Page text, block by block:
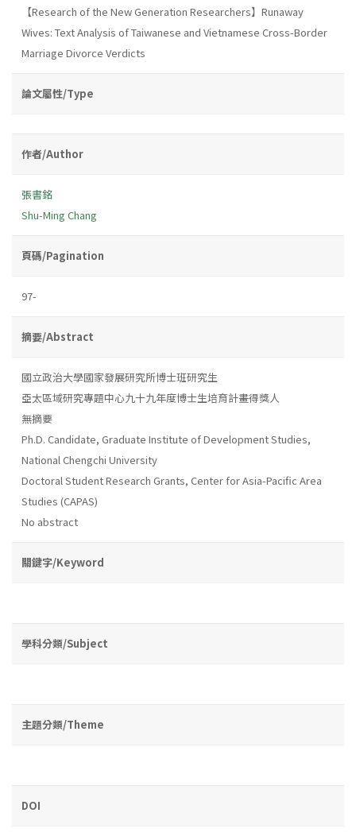
【Research of the New Generation Researchers】Runaway
Wives: Text Analysis of Taiwanese and Vietnamese Cross-Border
Marriage Divorce Verdicts
論文屬性/Type
作者/Author
張書銘
Shu-Ming Chang
頁碼/Pagination
97-
摘要/Abstract
國立政治大學國家發展研究所博士班研究生
亞太區域研究專題中心九十九年度博士生培育計畫得獎人
無摘要
Ph.D. Candidate, Graduate Institute of Development Studies,
National Chengchi University
Doctoral Student Research Grants, Center for Asia-Pacific Area
Studies (CAPAS)
No abstract
關鍵字/Keyword
學科分類/Subject
主題分類/Theme
DOI